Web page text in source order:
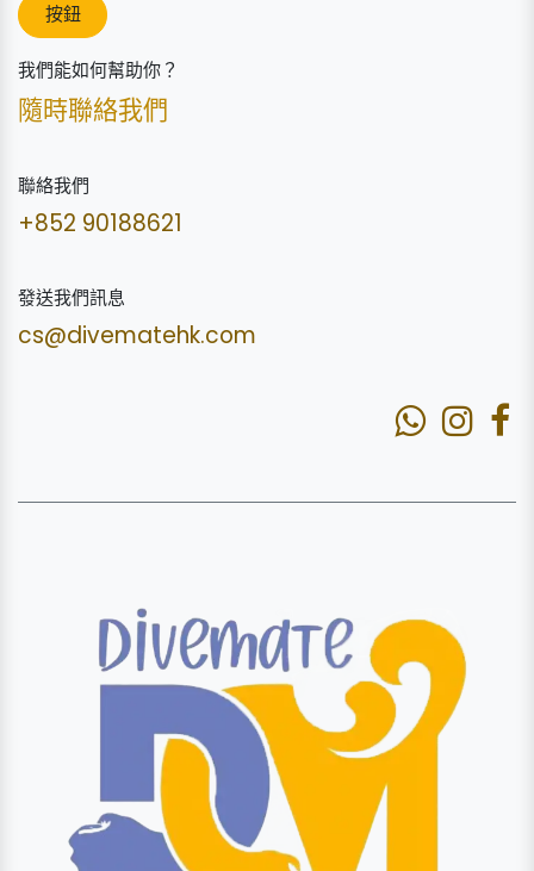
按鈕
我們能如何幫助你？
隨時聯絡我們
聯絡我們
+852 90188621
發送我們訊息
cs@divematehk.com